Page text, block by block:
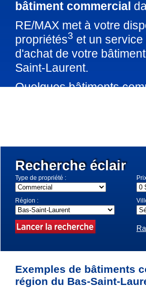
bâtiment commercial
RE/MAX met à votre
propriétés3 et un
d'achat de votre
Saint-Laurent.
Quelques bâtiments
Recherche éclair
Type de propriété :
Région :
Exemples de bâtiments
région du Bas-Saint-